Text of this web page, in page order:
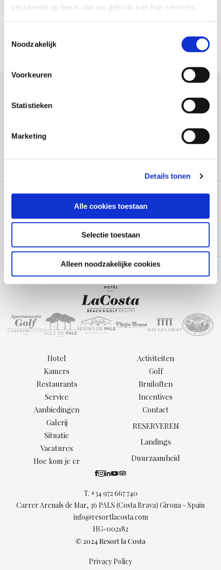
verzameld op basis van uw gebruik van hun services.
Noodzakelijk
Voorkeuren
Statistieken
Marketing
Details tonen
Alle cookies toestaan
Selectie toestaan
Alleen noodzakelijke cookies
ONTVANG NIEUWS EN SPECIALE AANBIEDINGEN
Acceptació de la Llei de Protecció de Dades (*)
T. +34 972 667 740
Carrer Arenals de Mar, 36 PALS (Costa Brava) Girona - Spain
info@resortlacosta.com
HG-002182
Hotel
Kamers
Restaurants
Service
Activiteiten
Golf
Bruiloften
Incentives
Aanbiedingen
Galerij
Situatie
Vacatures
Hoe kom je er
Contact
RESERVEREN
Landings
Duurzaamheid
© 2024 Resort la Costa
Privacy Policy